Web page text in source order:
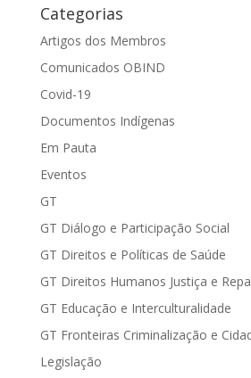
Categorias
Artigos dos Membros
Comunicados OBIND
Covid-19
Documentos Indígenas
Em Pauta
Eventos
GT
GT Diálogo e Participação Social
GT Direitos e Políticas de Saúde
GT Direitos Humanos Justiça e
GT Educação e Interculturalidade
GT Fronteiras Criminalização e
Legislação